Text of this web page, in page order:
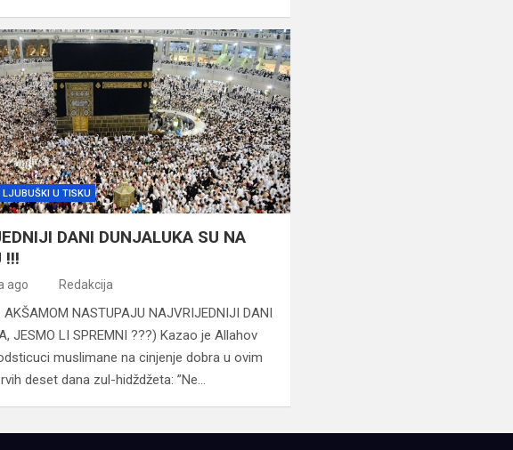
LJUBUŠKI U TISKU
DANI DUNJALUKA SU NA
!!!
ago Redakcija
AKŠAMOM NASTUPAJU NAJVRIJEDNIJI DANI
JESMO LI SPREMNI ???) Kazao je Allahov
muslimane na cinjenje dobra u ovim
deset dana zul-hidždžeta: ”Ne…